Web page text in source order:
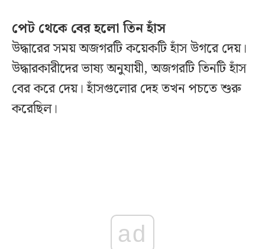
পেট থেকে বের হলো তিন হাঁস
উদ্ধারের সময় অজগরটি কয়েকটি হাঁস উগরে দেয়।
উদ্ধারকারীদের ভাষ্য অনুযায়ী, অজগরটি তিনটি হাঁস
বের করে দেয়। হাঁসগুলোর দেহ তখন পচতে শুরু
করেছিল।
ad